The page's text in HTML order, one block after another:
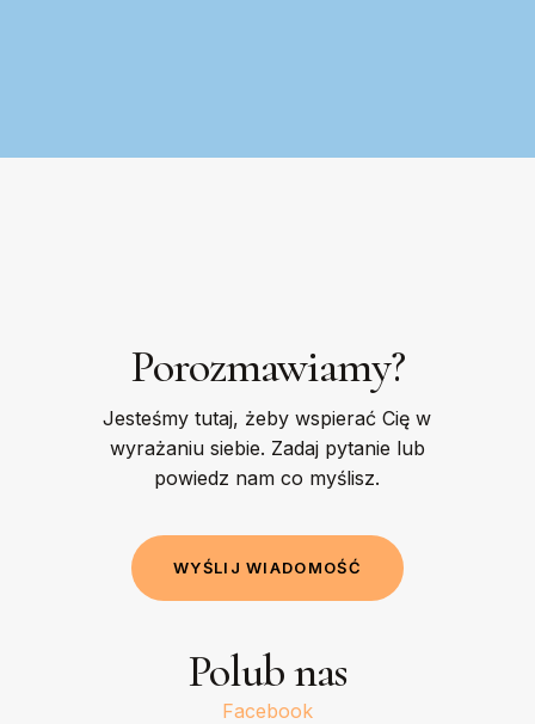
Porozmawiamy?
Jesteśmy tutaj, żeby wspierać Cię w
wyrażaniu siebie. Zadaj pytanie lub
powiedz nam co myślisz.
WYŚLI J WIADOMOŚĆ
Polub nas
Facebook